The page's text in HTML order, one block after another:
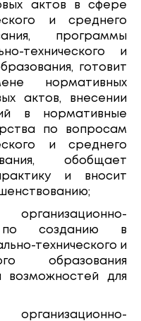
актов в сфере
и среднего
программы
технического и
готовит
нормативных
актов, внесении
в нормативные
по вопросам
и среднего
обобщает
и вносит
по созданию в
технического и
образования
возможностей для